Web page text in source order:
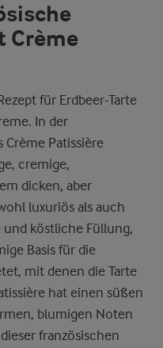
Crème
für Erdbeer-Tarte
In der
Crème Patissière
cremige,
dicken, aber
luxuriös als auch
und köstliche Füllung,
Basis für die
mit denen die Tarte
hat einen süßen
blumigen Noten
französischen